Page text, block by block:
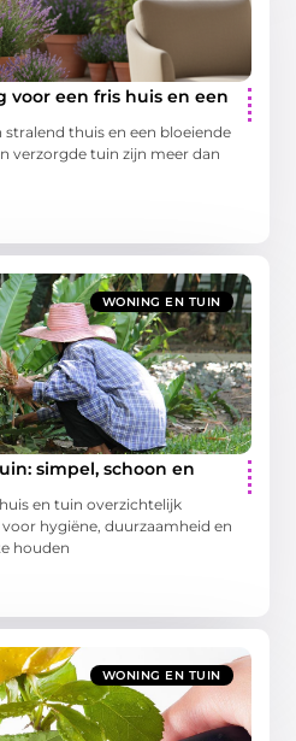
voor een fris huis en een
thuis en een bloeiende
verzorgde tuin zijn meer dan
WONING EN TUIN
simpel, schoon en
en tuin overzichtelijk
hygiëne, duurzaamheid en
houden
WONING EN TUIN